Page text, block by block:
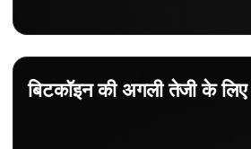
बिटकॉइन की अगली तेजी के लिए